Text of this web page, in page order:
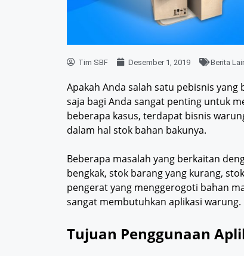
Tim SBF Desember 1, 2019 Berita
Apakah Anda salah satu pebisnis
saja bagi Anda sangat penting untuk
beberapa kasus, terdapat bisnis
dalam hal stok bahan bakunya.
Beberapa masalah yang berkaitan
bengkak, stok barang yang kurang,
pengerat yang menggerogoti bahan
sangat membutuhkan aplikasi warung.
Tujuan Penggunaan